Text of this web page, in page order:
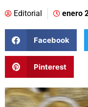
Editorial enero
Facebook
Pinterest